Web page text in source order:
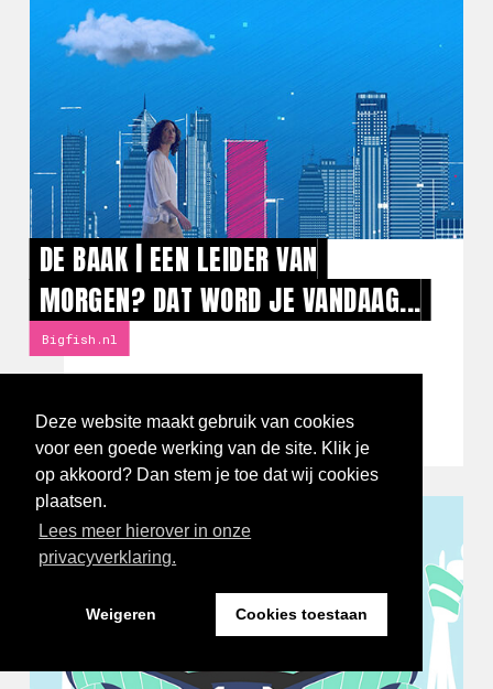
Deze website maakt gebruik van cookies
voor een goede werking van de site. Klik je
op akkoord? Dan stem je toe dat wij cookies
plaatsen.
Lees meer hierover in onze
privacyverklaring.
Weigeren Cookies toestaan
DE BAAK | EEN LEIDER VAN
MORGEN? DAT WORD JE VANDAAG...
Bigfish.nl
Commercial / reclame Licht Postproductie
Sound design